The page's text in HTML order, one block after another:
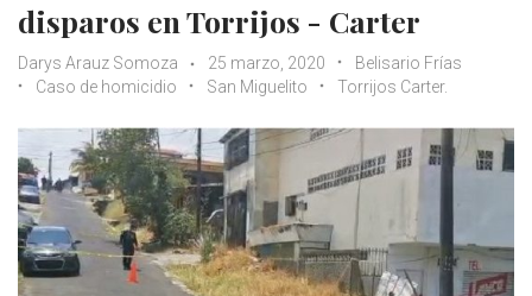
disparos en Torrijos - Carter
Darys Arauz Somoza 25 marzo, 2020
Belisario Frías
Caso de homicidio
San Miguelito Torrijos Carter.